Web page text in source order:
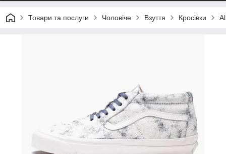
Товари та послуги Чоловіче Взуття Кросівки